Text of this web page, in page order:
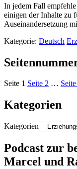
In jedem Fall
einigen der Inhalte zu
Auseinandersetzung
Kategorie: Deutsch
Seite 1 Seite 2 … Seite
Kategorien
Kategorien
Podcast zur
Marcel und